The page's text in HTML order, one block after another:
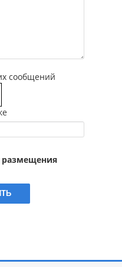
сообщений
размещения